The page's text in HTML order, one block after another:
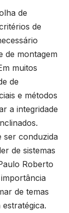
de
de
de montagem
muitos
de
e métodos
a integridade
ser conduzida
de sistemas
Roberto
de temas